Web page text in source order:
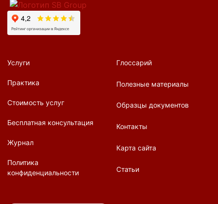
Услуги
Практика
Стоимость услуг
Бесплатная консультация
Журнал
Политика
конфиденциальности
Глоссарий
Полезные материалы
Образцы документов
Контакты
Карта сайта
Статьи